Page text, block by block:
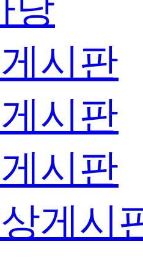
당
시판
시판
시판
게시